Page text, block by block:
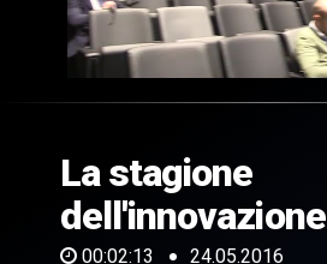
of
13
seconds
La stagione
dell'innovazione
00:02:13 24.05.2016